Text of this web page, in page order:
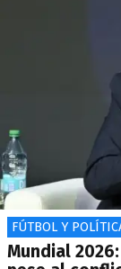
FÚTBOL Y
Mundial